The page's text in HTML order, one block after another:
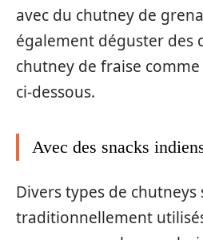
avec du chutney de
également déguster des
chutney de fraise
ci-dessous.
Avec des snacks
Divers types de chutneys
traditionnellement